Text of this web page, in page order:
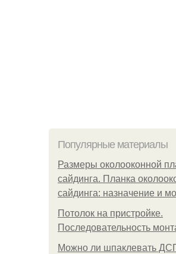
Популярные материалы
Размеры околооконной
сайдинга. Планка
сайдинга: назначение и
Потолок на пристройке.
Последовательность
Можно ли шпаклевать